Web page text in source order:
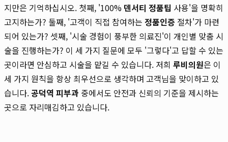
지만은 기억하십시오. 첫째, '100% 덴서티 정품팁 사용'을 명확히
고지하는가? 둘째, '고객이 직접 참여하는 정품인증 절차'가 마련
되어 있는가? 셋째, '시술 경험이 풍부한 의료진'이 개인별 맞춤 시
술을 진행하는가? 이 세 가지 질문에 모두 '그렇다'고 답할 수 있는
곳이라면 안심하고 시술을 맡길 수 있습니다. 저희 루비의원은 이
세 가지 원칙을 항상 최우선으로 생각하며 고객님을 맞이하고 있
습니다. 공덕역 피부과 중에서도 안전과 신뢰의 기준을 제시하는
곳으로 자리매김하고 있습니다.